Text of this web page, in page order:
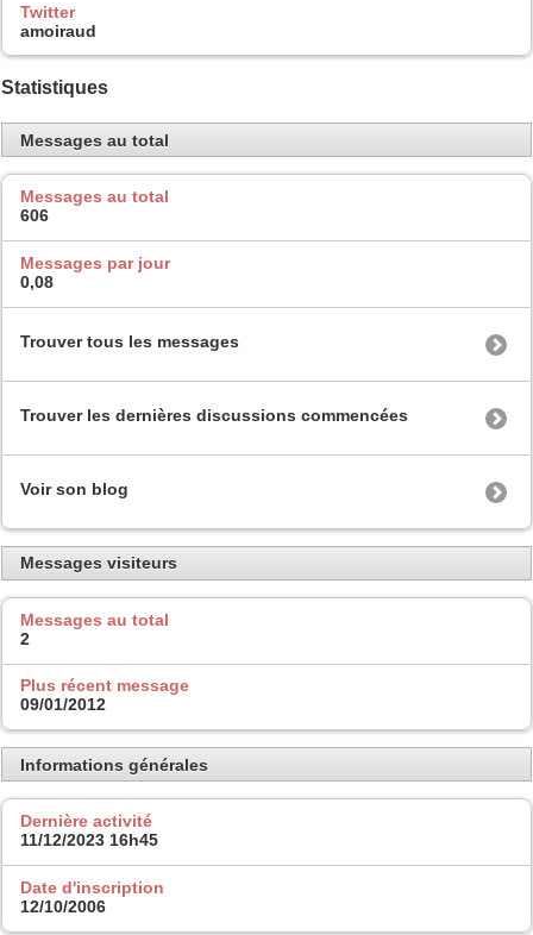
Twitter
amoiraud
Statistiques
Messages au total
Messages au total
606
Messages par jour
0,08
Trouver tous les messages
Trouver les dernières discussions commencées
Voir son blog
Messages visiteurs
Messages au total
2
Plus récent message
09/01/2012
Informations générales
Dernière activité
11/12/2023 16h45
Date d'inscription
12/10/2006